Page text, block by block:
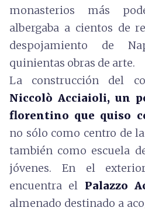
monasterios más
albergaba a cientos de
despojamiento de
quinientas obras de arte.
La construcción del
Niccolò Acciaioli, un
florentino que quiso
no sólo como centro de
también como escuela
jóvenes. En el
encuentra el Palazzo
almenado destinado a